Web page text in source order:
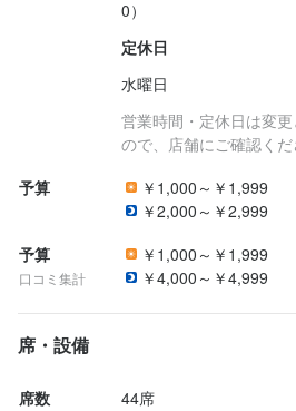
定休日
水曜日
営業時間・定休日は変
ので、店舗にご確認くだ
予算
￥1,000～￥1,999
￥2,000～￥2,999
予算
口コミ集計
￥1,000～￥1,999
￥4,000～￥4,999
席・設備
席数 44席